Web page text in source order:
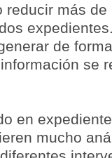
más
de
se
en
mucho